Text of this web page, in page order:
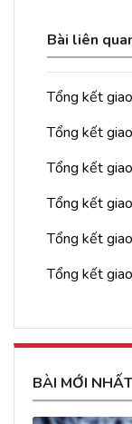
Bài liên
Tổng kết
Tổng kết
Tổng kết
Tổng kết
Tổng kết
Tổng kết
BÀI MỚI NHẤT